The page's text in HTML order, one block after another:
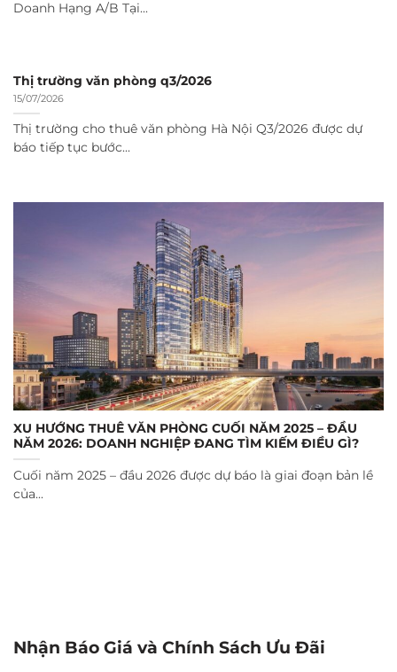
Doanh Hạng A/B Tại...
Thị trường văn phòng q3/2026
15/07/2026
Thị trường cho thuê văn phòng Hà Nội Q3/2026 được dự
báo tiếp tục bước...
XU HƯỚNG THUÊ VĂN PHÒNG CUỐI NĂM 2025 – ĐẦU
NĂM 2026: DOANH NGHIỆP ĐANG TÌM KIẾM ĐIỀU GÌ?
Cuối năm 2025 – đầu 2026 được dự báo là giai đoạn bản lề
của...
Nhận Báo Giá và Chính Sách Ưu Đãi